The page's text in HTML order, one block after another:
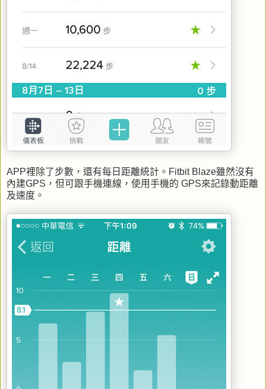
APP裡除了步數，還有每日距離統計。Fitbit Blaze雖然沒有
內建GPS，但可跟手機連線，使用手機的 GPS來記錄動距離
及速度。